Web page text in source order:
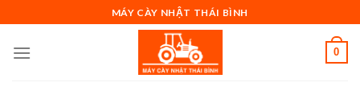
to
content
MÁY CÀY NHẬT THÁI BÌNH
0